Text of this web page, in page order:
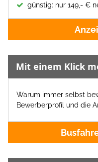
günstig: nur 149,- €
Mit einem Klick
Warum immer selbst
Bewerberprofil und die